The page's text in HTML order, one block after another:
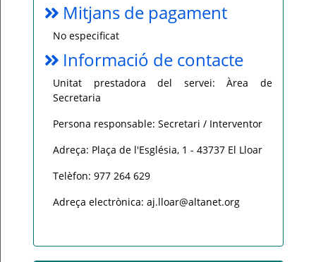
Mitjans de pagament
No especificat
Informació de contacte
Unitat prestadora del servei: Àrea de
Secretaria
Persona responsable: Secretari / Interventor
Adreça: Plaça de l'Església, 1 - 43737 El Lloar
Telèfon: 977 264 629
Adreça electrònica: aj.lloar@altanet.org